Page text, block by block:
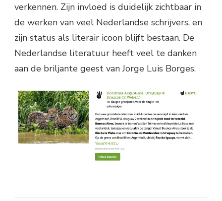
verkennen. Zijn invloed is duidelijk zichtbaar in
de werken van veel Nederlandse schrijvers, en
zijn status als literair icoon blijft bestaan. De
Nederlandse literatuur heeft veel te danken
aan de briljante geest van Jorge Luis Borges.